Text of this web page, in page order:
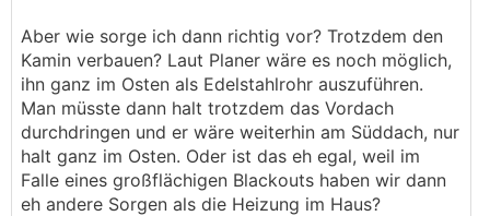
Aber wie sorge ich dann richtig vor? Trotzdem den
Kamin verbauen? Laut Planer wäre es noch möglich,
ihn ganz im Osten als Edelstahlrohr auszuführen.
Man müsste dann halt trotzdem das Vordach
durchdringen und er wäre weiterhin am Süddach, nur
halt ganz im Osten. Oder ist das eh egal, weil im
Falle eines großflächigen Blackouts haben wir dann
eh andere Sorgen als die Heizung im Haus?